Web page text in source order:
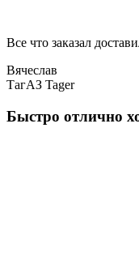
Все что заказал
Вячеслав
ТагАЗ Tager
Быстро отлично